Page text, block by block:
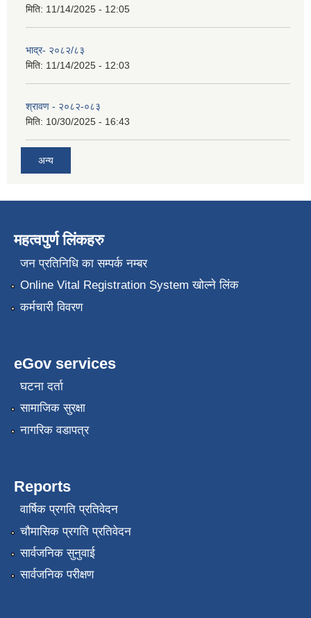
मिति: 11/14/2025 - 12:05
भाद्र- २०८२/८३
मिति: 11/14/2025 - 12:03
श्रावण - २०८२-०८३
मिति: 10/30/2025 - 16:43
अन्य
महत्वपुर्ण लिंकहरु
जन प्रतिनिधि का सम्पर्क नम्बर
Online Vital Registration System खोल्ने लिंक
कर्मचारी विवरण
eGov services
घटना दर्ता
सामाजिक सुरक्षा
नागरिक वडापत्र
Reports
वार्षिक प्रगति प्रतिवेदन
चौमासिक प्रगति प्रतिवेदन
सार्वजनिक सुनुवाई
सार्वजनिक परीक्षण